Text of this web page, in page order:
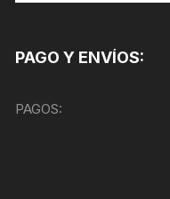
PAGO Y ENVÍOS:
PAGOS: